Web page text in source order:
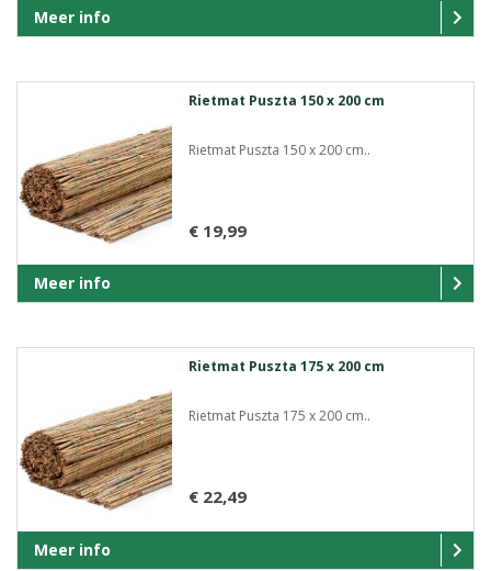
Meer info
Rietmat Puszta 150 x 200 cm
Rietmat Puszta 150 x 200 cm..
€ 19,99
Meer info
Rietmat Puszta 175 x 200 cm
Rietmat Puszta 175 x 200 cm..
€ 22,49
Meer info